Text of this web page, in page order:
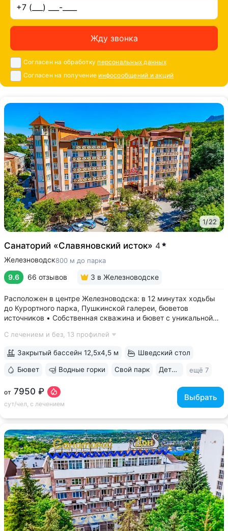
Жду звонка
Согласен на обработку персональных данных
Согласен на получение инфосообщений и акций
1/22
Санаторий «Славяновский исток» 4
Железноводск800 м до парка
9.6 66 отзывов 3 в Железноводске
Расположен в центре Железноводска: в 12 минутах ходьбы
до Курортного парка, Пушкинской галереи, бюветов
источников • Собственная скважина и бювет с уникальной
только здесь. Источник № 61 ессентукского типа показан для
С лечением и без, 13 профилей
от 7950 ₽
сут/чел, с лечением
Выбрать
Закрытый бассейн 12,5х4,5 м Шведский стол
Бювет Водные горки Свой парк Дети с 0 лет ещё 7